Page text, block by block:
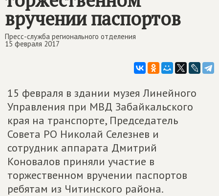
вручении паспортов
Пресс-служба регионального отделения
15 февраля 2017
15 февраля в здании музея Линейного
Управления при МВД Забайкальского
края на транспорте, Председатель
Совета РО Николай Селезнев и
сотрудник аппарата Дмитрий
Коновалов приняли участие в
торжественном вручении паспортов
ребятам из Читинского района.